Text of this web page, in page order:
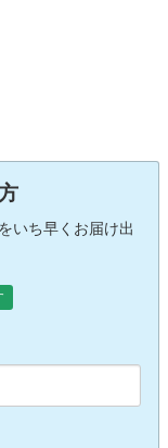
いち早くお届け出